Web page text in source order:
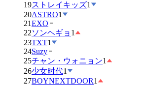
19ストレイキッズ1
20ASTRO1
21EXO
22ソンヘギョ 1
23TXT1
24Suzy
25チャン・ウォニョン1
26少女时代1
27BOYNEXTDOOR1